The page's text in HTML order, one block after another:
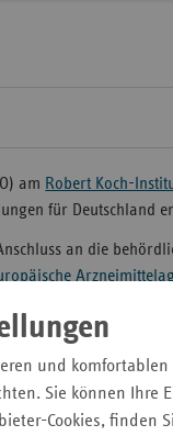
und
Sie können Ihre
Cookies, finden
am Robert Koch-
für Deutschland
an die
Dabei handelt die
als